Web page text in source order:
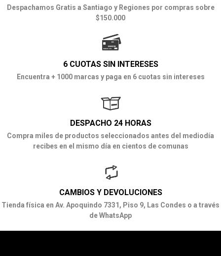
Despachamos Gratis a Santiago y Regiones por compras sobre
$150.000
6 CUOTAS SIN INTERESES
Encuentra + 1000 marcas y paga en 6 cuotas sin intereses
DESPACHO 24 HORAS
Compra miles de productos seleccionados antes del mediodía
recibes en el mismo día en cientos de comunas
CAMBIOS Y DEVOLUCIONES
Tienda física en Av. Apoquindo 7331, Piso 9, Las Condes o a través
de WhatsApp